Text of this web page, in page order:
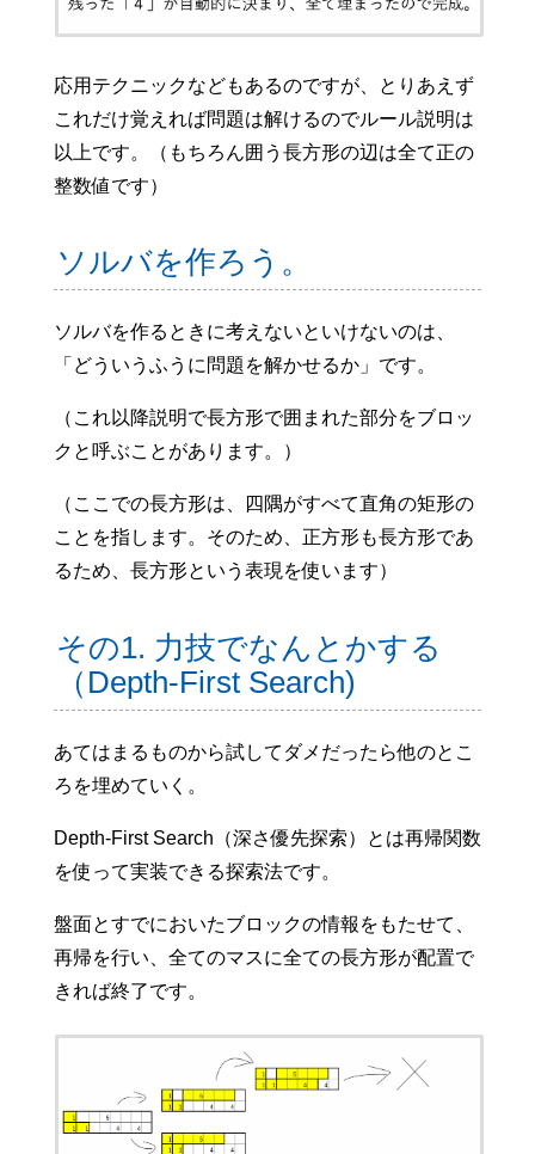
応用テクニックなどもあるのですが、とりあえず
これだけ覚えれば問題は解けるのでルール説明は
以上です。（もちろん囲う長方形の辺は全て正の
整数値です）
ソルバを作ろう。
ソルバを作るときに考えないといけないのは、
「どういうふうに問題を解かせるか」です。
（これ以降説明で長方形で囲まれた部分をブロッ
クと呼ぶことがあります。）
（ここでの長方形は、四隅がすべて直角の矩形の
ことを指します。そのため、正方形も長方形であ
るため、長方形という表現を使います）
その1. 力技でなんとかする
（Depth-First Search)
あてはまるものから試してダメだったら他のとこ
ろを埋めていく。
Depth-First Search（深さ優先探索）とは再帰関数
を使って実装できる探索法です。
盤面とすでにおいたブロックの情報をもたせて、
再帰を行い、全てのマスに全ての長方形が配置で
きれば終了です。